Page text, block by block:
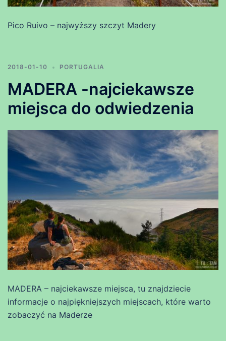
Pico Ruivo – najwyższy szczyt Madery
2018-01-10 PORTUGALIA
MADERA -najciekawsze
miejsca do odwiedzenia
MADERA – najciekawsze miejsca, tu znajdziecie
informacje o najpiękniejszych miejscach, które warto
zobaczyć na Maderze